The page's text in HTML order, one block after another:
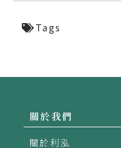
Tags
關於我們
關於利泓